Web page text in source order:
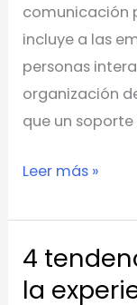
comunicación
incluye a las
personas
organización
que un
Leer más »
4
la
4
tendencias